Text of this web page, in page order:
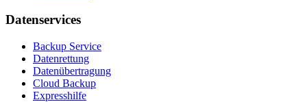
Datenservices
Backup Service
Datenrettung
Datenübertragung
Cloud Backup
Expresshilfe